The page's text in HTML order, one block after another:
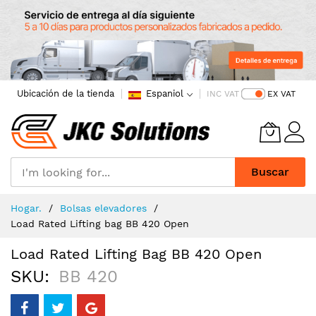
Ubicación de la tienda Espaniol INC VAT EX VAT
Buscar
Hogar.
Bolsas elevadores
Load Rated Lifting bag BB 420 Open
Load Rated Lifting Bag BB 420 Open
SKU BB 420